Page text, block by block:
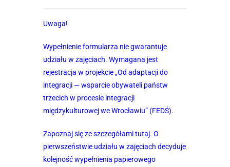
Uwaga!
Wypełnienie formularza nie gwarantuje
udziału w zajęciach. Wymagana jest
rejestracja w projekcie „Od adaptacji do
integracji — wsparcie obywateli państw
trzecich w procesie integracji
międzykulturowej we Wrocławiu” (FEDŚ).
Zapoznaj się ze szczegółamitutaj. O
pierwszeństwie udziału w zajęciach decyduje
kolejność wypełnienia papierowego